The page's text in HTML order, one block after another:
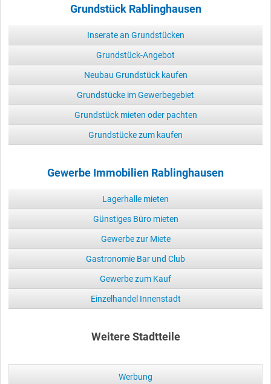
Grundstück Rablinghausen
Inserate an Grundstücken
Grundstück-Angebot
Neubau Grundstück kaufen
Grundstücke im Gewerbegebiet
Grundstück mieten oder pachten
Grundstücke zum kaufen
Gewerbe Immobilien Rablinghausen
Lagerhalle mieten
Günstiges Büro mieten
Gewerbe zur Miete
Gastronomie Bar und Club
Gewerbe zum Kauf
Einzelhandel Innenstadt
Weitere Stadtteile
Werbung